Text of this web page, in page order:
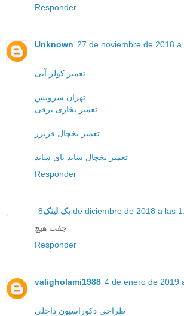
Responder
Unknown 27 de noviembre de 2018 a
تعمیر کولر آبی
تهران سرویس
تعمیر بخاری برقی
تعمیر یخچال فریزر
تعمیر یخچال ساید بای ساید
Responder
بک لینک 8 de diciembre de 2018 a las
جفت هیچ
Responder
valigholami1988 4 de enero de 2019
طراحی دکوراسیون داخلی